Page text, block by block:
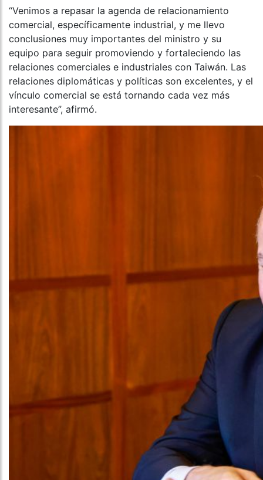
“Venimos a repasar la agenda de relacionamiento
comercial, específicamente industrial, y me llevo
conclusiones muy importantes del ministro y su
equipo para seguir promoviendo y fortaleciendo las
relaciones comerciales e industriales con Taiwán. Las
relaciones diplomáticas y políticas son excelentes, y el
vínculo comercial se está tornando cada vez más
interesante”, afirmó.